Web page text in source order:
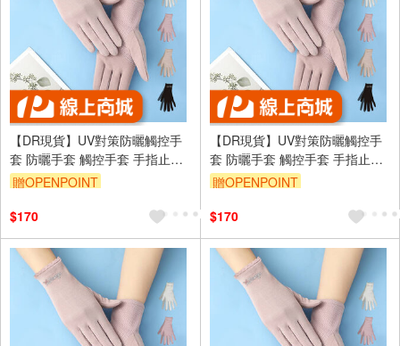
【DR現貨】UV對策防曬觸控手
套 防曬手套 觸控手套 手指止滑
DR6983-88 四季可戴
贈OPENPOINT
$170
【DR現貨】UV對策防曬觸控手
套 防曬手套 觸控手套 手指止滑
DR6983-88 四季可戴
贈OPENPOINT
$170